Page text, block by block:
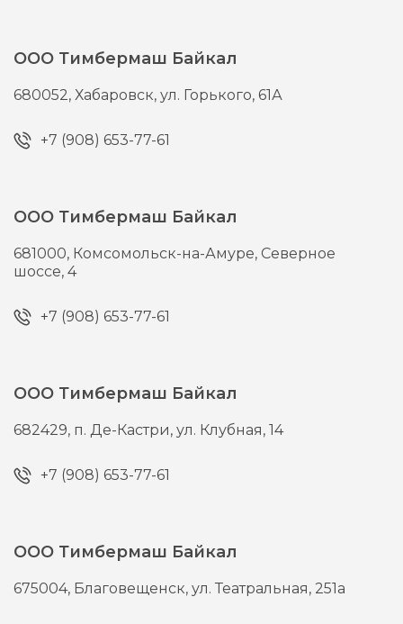
ООО Тимбермаш Байкал
680052,Хабаровск,ул. Горького, 61А
+7 (908) 653-77-61
ООО Тимбермаш Байкал
681000, Комсомольск-на-Амуре, Северное
шоссе, 4
+7 (908) 653-77-61
ООО Тимбермаш Байкал
682429, п. Де-Кастри,ул. Клубная, 14
+7 (908) 653-77-61
ООО Тимбермаш Байкал
675004, Благовещенск,ул. Театральная, 251а